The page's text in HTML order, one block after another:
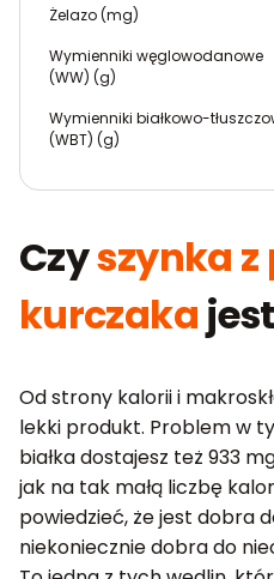
Żelazo (mg)
Wymienniki węglowodanowe
(WW) (g)
Wymienniki białkowo-
(WBT) (g)
Czyszynka z
kurczaka
Od strony kalorii i
lekki produkt. Problem w
białka dostajesz też 933
jak na tak małą liczbę
powiedzieć, że jest dobra
niekoniecznie dobra do